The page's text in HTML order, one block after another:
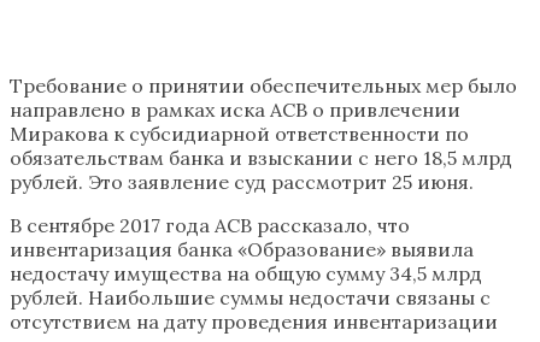
Требование о принятии обеспечительных мер было
направлено в рамках иска АСВ о привлечении
Миракова к субсидиарной ответственности по
обязательствам банка и взыскании с него 18,5 млрд
рублей. Это заявление суд рассмотрит 25 июня.
В сентябре 2017 года АСВ рассказало, что
инвентаризация банка «Образование» выявила
недостачу имущества на общую сумму 34,5 млрд
рублей. Наибольшие суммы недостачи связаны с
отсутствием на дату проведения инвентаризации